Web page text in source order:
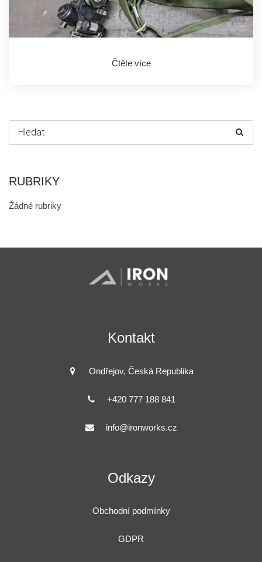
Čtěte více
Hledat:
RUBRIKY
Žádné rubriky
Kontakt
Ondřejov, Česká Republika
+420 777 188 841
info@ironworks.cz
Odkazy
Obchodní podmínky
GDPR